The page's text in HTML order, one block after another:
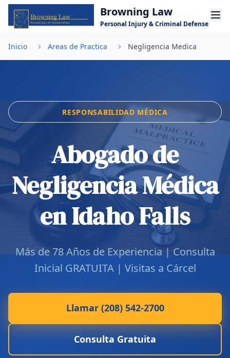
Saltar al contenido principalBrowning Law
Personal Injury & Criminal Defense
Inicio Areas de Practica Negligencia Medica
RESPONSABILIDAD MÉDICA
Abogado de
Negligencia Médica
en Idaho Falls
Más de 78 Años de Experiencia | Consulta
Inicial GRATUITA | Visitas a Cárcel
Llamar (208) 542-2700
Consulta Gratuita